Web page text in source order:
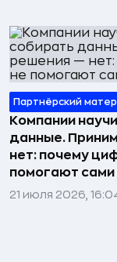
Партнёрский
Компании
данные.
нет: почему
помогают сами
21 июля 2026,